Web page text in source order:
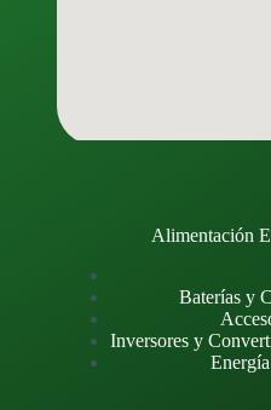
Alimentación
Baterías y
Inversores y